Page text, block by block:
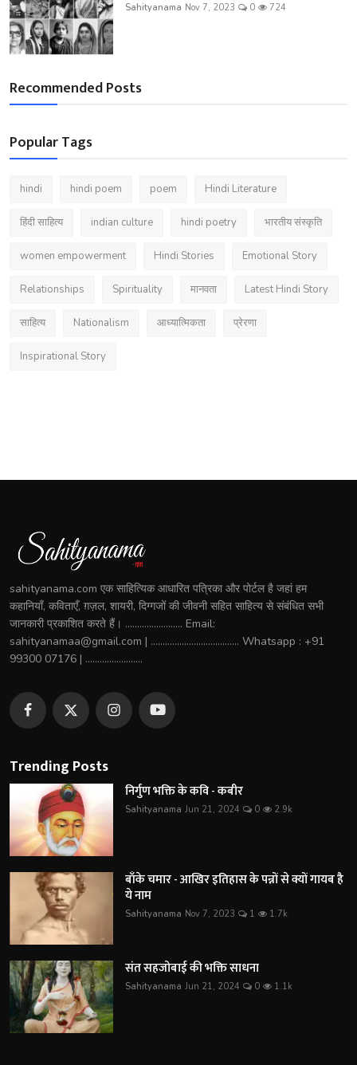
Sahityanama Nov 7, 2023 0 724
Recommended Posts
Popular Tags
hindi hindi poem poem Hindi Literature
हिंदी साहित्य indian culture hindi poetry भारतीय संस्कृति
women empowerment Hindi Stories Emotional Story
Relationships Spirituality मानवता Latest Hindi Story
साहित्य Nationalism आध्यात्मिकता प्रेरणा
Inspirational Story
sahityanama.com एक साहित्यिक आधारित पत्रिका और पोर्टल है जहां हम
कहानियाँ, कविताएँ, ग़ज़ल, शायरी, दिग्गजों की जीवनी सहित साहित्य से संबंधित सभी
जानकारी प्रकाशित करते हैं। ........................ Email:
sahityanamaa@gmail.com | ..................................... Whatsapp : +91
99300 07176 | ........................
Trending Posts
निर्गुण भक्ति के कवि - कबीर
Sahityanama Jun 21, 2024 0 2.9k
बाँके चमार - आखिर इतिहास के पन्नों से क्यों गायब है
ये नाम
Sahityanama Nov 7, 2023 1 1.7k
संत सहजोबाई की भक्ति साधना
Sahityanama Jun 21, 2024 0 1.1k